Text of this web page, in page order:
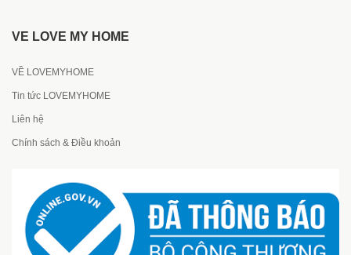
VỀ LOVE MY HOME
VỀ LOVEMYHOME
Tin tức LOVEMYHOME
Liên hệ
Chính sách & Điều khoản